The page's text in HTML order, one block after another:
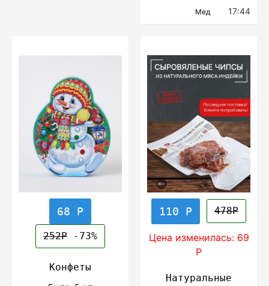
Мед 17:44
68 Р
252Р -73%
Конфеты
110 Р 478Р
Цена изменилась: 69
Р
Натуральные